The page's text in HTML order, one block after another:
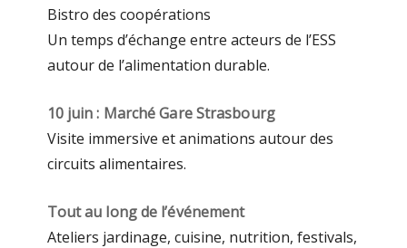
Bistro des coopérations
Un temps d’échange entre acteurs de l’ESS
autour de l’alimentation durable.
10 juin : Marché Gare Strasbourg
Visite immersive et animations autour des
circuits alimentaires.
Tout au long de l’événement
Ateliers jardinage, cuisine, nutrition, festivals,